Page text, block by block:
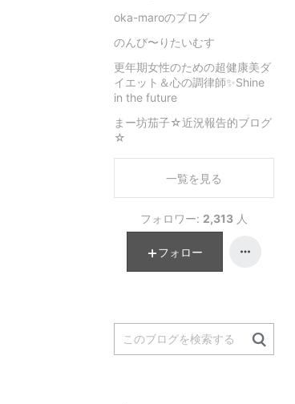
oka-maroのブログ
のんび〜りたいむす
更年期女性のための超健康美ダ
イエット＆心の調律師✨Shine
in the future
まー坊茄子☆近況報告的ブログ
☆
一覧を見る
フォロワー: 2,313 人
フォロー